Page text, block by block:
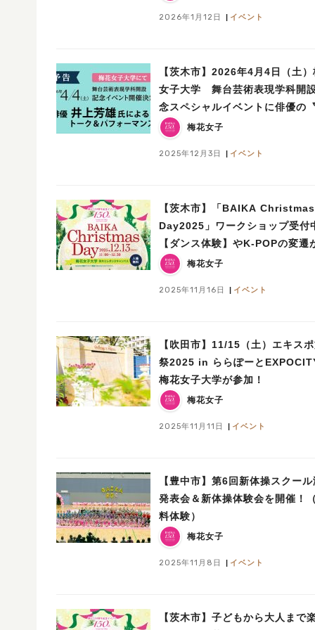
2026年1月12日 イベント
【茨木市】2026年4月4日（土
女子大学 舞台芸術表現学科開
念スペシャルイベントに俳優の
上 芳雄氏＂が登壇！！
梅花女子
2025年12月3日 イベント
【茨木市】「BAIKA Christmas
Day2025」ワークショップ受付
【ダンス体験】やK-POPの変遷
かる講座も！
梅花女子
2025年11月16日 イベント
【吹田市】11/15（土）エキス
祭2025 in ららぽーと
梅花女子大学が参加！
梅花女子
2025年11月11日 イベント
【豊中市】第6回新体操スクー
発表会＆新体操体験会を開催！
料体験）
梅花女子
2025年11月8日 イベント
【茨木市】子どもから大人まで